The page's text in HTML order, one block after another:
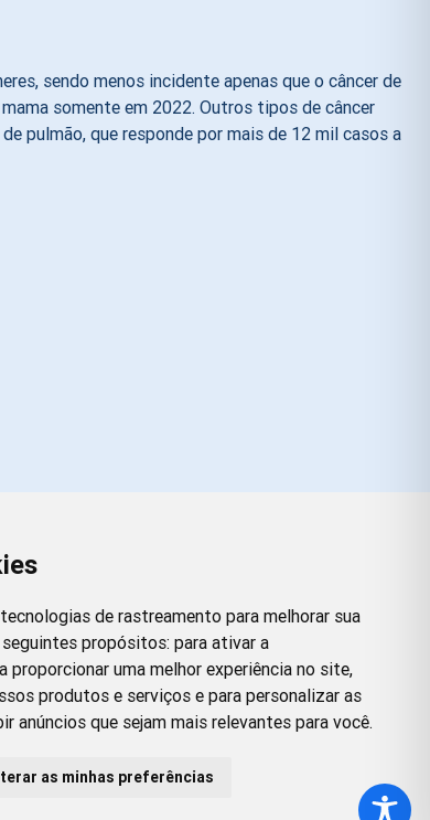
de rastreamento para melhorar sua
seguintes propósitos: para ativar a
proporcionar uma melhor experiência no site,
produtos e serviços e para personalizar as
anúncios que sejam mais relevantes para você.
as minhas preferências
sendo menos incidente apenas que o câncer de
somente em 2022. Outros tipos de câncer
pulmão, que responde por mais de 12 mil casos a
Sociais
Instagram Twitter Pinterest